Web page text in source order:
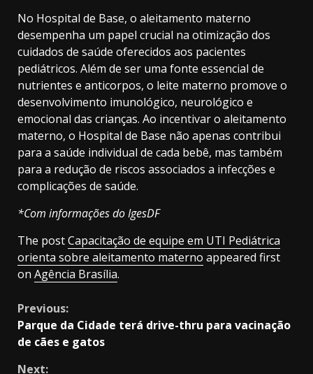
No Hospital de Base, o aleitamento materno
desempenha um papel crucial na otimização dos
cuidados de saúde oferecidos aos pacientes
pediátricos. Além de ser uma fonte essencial de
nutrientes e anticorpos, o leite materno promove o
desenvolvimento imunológico, neurológico e
emocional das crianças. Ao incentivar o aleitamento
materno, o Hospital de Base não apenas contribui
para a saúde individual de cada bebê, mas também
para a redução de riscos associados a infecções e
complicações de saúde.
*Com informações do IgesDF
The postCapacitação de equipe em UTI Pediátrica
orienta sobre aleitamento materno appeared first
on Agência Brasília.
Continue
Reading
Previous:
Parque da Cidade terá drive-thru para vacinação
de cães e gatos
Next: